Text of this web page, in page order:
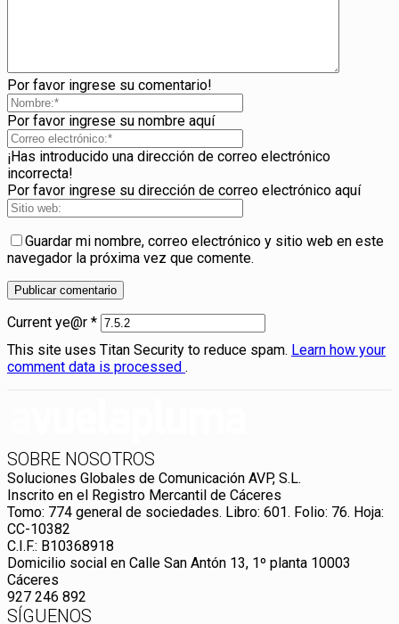
Por favor ingrese su comentario!
Por favor ingrese su nombre aquí
¡Has introducido una dirección de correo electrónico
incorrecta!
Por favor ingrese su dirección de correo electrónico aquí
Guardar mi nombre, correo electrónico y sitio web en este
navegador la próxima vez que comente.
Current ye@r *
This site uses Titan Security to reduce spam. Learn how your
comment data is processed .
SOBRE NOSOTROS
Soluciones Globales de Comunicación AVP, S.L.
Inscrito en el Registro Mercantil de Cáceres
Tomo: 774 general de sociedades. Libro: 601. Folio: 76. Hoja:
CC-10382
C.I.F.: B10368918
Domicilio social en Calle San Antón 13, 1º planta 10003
Cáceres
927 246 892
SÍGUENOS